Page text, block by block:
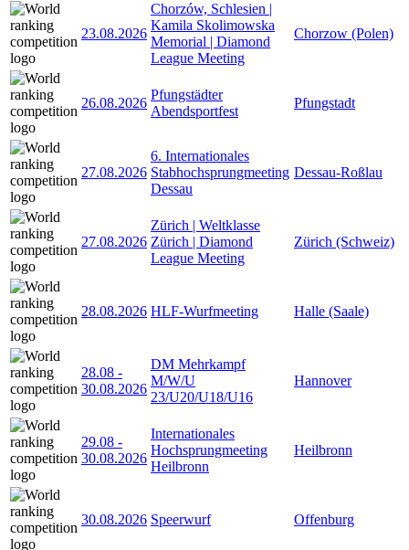
23.08.2026
Chorzów, Schlesien |
Kamila Skolimowska
Memorial | Diamond
League Meeting
Chorzow (Polen)
26.08.2026
Pfungstädter
Abendsportfest
Pfungstadt
27.08.2026
6. Internationales
Stabhochsprungmeeting
Dessau
Dessau-Roßlau
27.08.2026
Zürich | Weltklasse
Zürich | Diamond
League Meeting
Zürich (Schweiz)
28.08.2026 HLF-Wurfmeeting Halle (Saale)
28.08 -
30.08.2026
DM Mehrkampf
M/W/U
23/U20/U18/U16
Hannover
29.08 -
30.08.2026
Internationales
Hochsprungmeeting
Heilbronn
Heilbronn
30.08.2026 Speerwurf Offenburg